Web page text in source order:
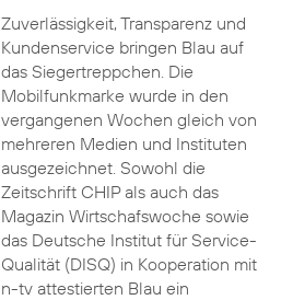
Zuverlässigkeit, Transparenz und
Kundenservice bringen Blau auf
das Siegertreppchen. Die
Mobilfunkmarke wurde in den
vergangenen Wochen gleich von
mehreren Medien und Instituten
ausgezeichnet. Sowohl die
Zeitschrift CHIP als auch das
Magazin Wirtschafswoche sowie
das Deutsche Institut für Service-
Qualität (DISQ) in Kooperation mit
n-tv attestierten Blau ein